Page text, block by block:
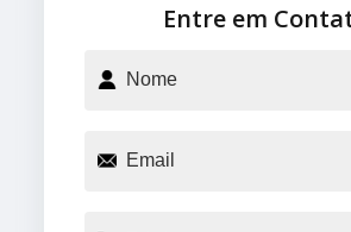
Entre em